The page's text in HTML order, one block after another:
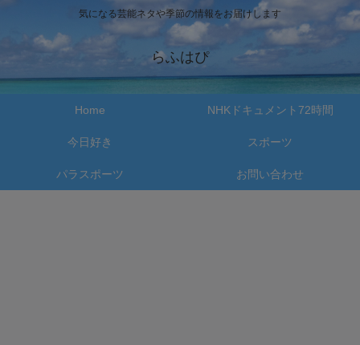
気になる芸能ネタや季節の情報をお届けします
らふはぴ
Home NHKドキュメント72時間
今日好き スポーツ
パラスポーツ お問い合わせ